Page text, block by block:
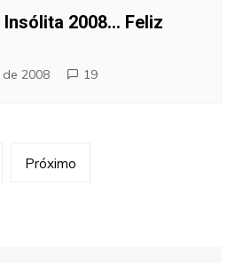
2008… Feliz
2008 19
Próximo